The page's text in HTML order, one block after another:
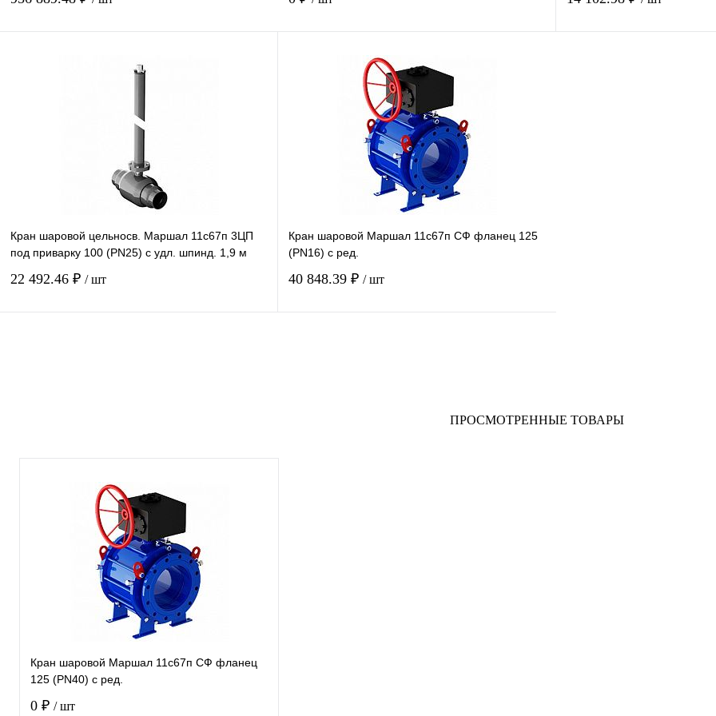
Купить в 1 клик
В наличии
Купить в 1 клик
В наличии
Кран шаровой цельносв. Маршал 11с67п 3ЦП
под приварку 100 (PN25) с удл. шпинд. 1,9 м
22 492.46 ₽ / шт
Кран шаровой Маршал 11с67п СФ фланец 125
(PN16) с ред.
40 848.39 ₽ / шт
ПРОСМОТРЕННЫЕ ТОВАРЫ
Кран шаровой Маршал 11с67п СФ фланец
125 (PN40) с ред.
0 ₽ / шт